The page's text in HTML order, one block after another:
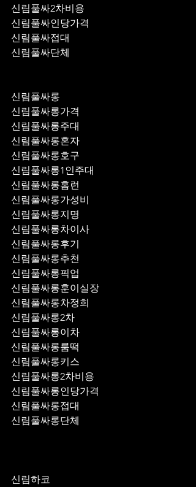
신림풀싸2차비용
신림풀싸인당가격
신림풀싸접대
신림풀싸단체
신림풀싸롱
신림풀싸롱가격
신림풀싸롱주대
신림풀싸롱혼자
신림풀싸롱호구
신림풀싸롱1인주대
신림풀싸롱홈런
신림풀싸롱가성비
신림풀싸롱지명
신림풀싸롱차이사
신림풀싸롱후기
신림풀싸롱추천
신림풀싸롱훈이실장
신림풀싸롱차정희
신림풀싸롱2차
신림풀싸롱이차
신림풀싸롱룸떡
신림풀싸롱키스
신림풀싸롱2차비용
신림풀싸롱인당가격
신림풀싸롱접대
신림풀싸롱단체
신림하코